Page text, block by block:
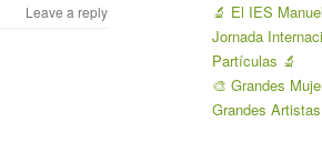
Leave a reply
🔬 El IES
Jornada
Partículas 🔬
🎨 Grandes
Grandes